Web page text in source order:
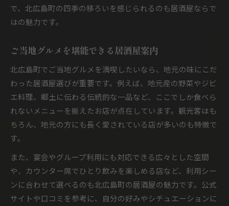
で、北広島町の四季の移ろいを感じられるのも居酒屋ならで
はの魅力です。
ご当地グルメを堪能できる居酒屋案内
北広島町でご当地グルメを満喫したいなら、地元の味にこだ
わった居酒屋選びが重要です。例えば、地元産の野菜やジビ
エ料理、郷土に伝わる伝統的な一品など、ここでしか食べら
れないメニューを揃えたお店が点在しています。観光客はも
ちろん、地元の方にも長く愛されている店が多いのも特徴で
す。
また、宴会やグループ利用にも対応できる広々とした空間
や、カウンター席でひとり飲みを楽しめる店など、利用シー
ンに合わせて選べるのも北広島町の居酒屋の魅力です。公式
サイトや口コミを参考に、自分の好みやシチュエーションに